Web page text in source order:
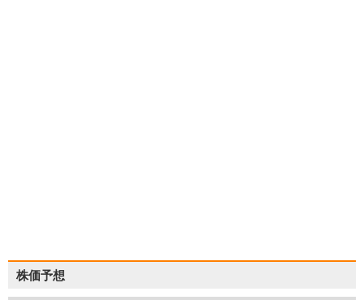
株価予想